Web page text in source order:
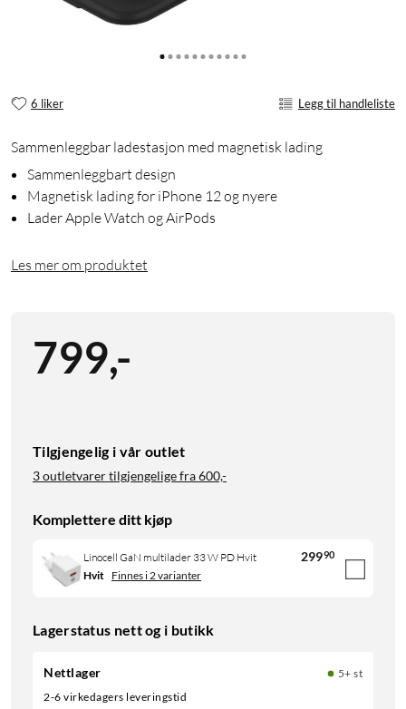
6 liker Legg til handleliste
Sammenleggbar ladestasjon med magnetisk lading
Sammenleggbart design
Magnetisk lading for iPhone 12 og nyere
Lader Apple Watch og AirPods
Les mer om produktet
799,-
Tilgjengelig i vår outlet
3 outletvarer tilgjengelige fra600,-
Komplettere ditt kjøp
Linocell GaN multilader 33 W PD Hvit 29990
Hvit Finnes i 2 varianter
Lagerstatus nett og i butikk
Nettlager
5+ st
2-6 virkedagers leveringstid